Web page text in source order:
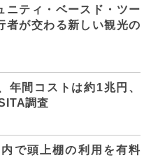
ニティ・ベースド・ツー
が交わる新しい観光の
年間コストは約1兆円、
調査
で頭上棚の利用を有料